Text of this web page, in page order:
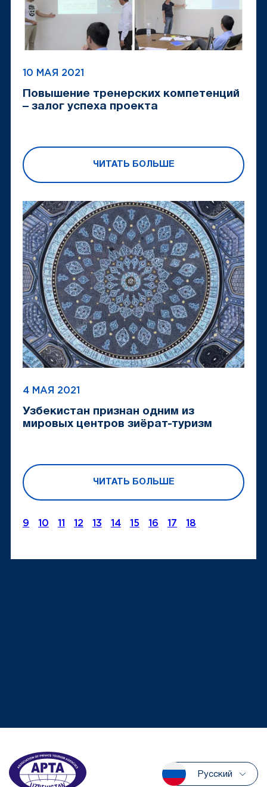
10 МАЯ 2021
Повышение тренерских компетенций
– залог успеха проекта
ЧИТАТЬ БОЛЬШЕ
4 МАЯ 2021
Узбекистан признан одним из
мировых центров зиёрат-туризм
ЧИТАТЬ БОЛЬШЕ
9 10 11 12 13 14 15 16 17 18
Русский